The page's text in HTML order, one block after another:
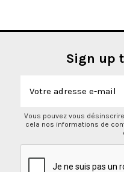
Sign up
Vous pouvez vous
cela nos informations de